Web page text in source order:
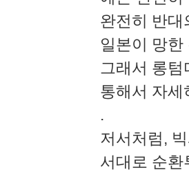
완전히 반대
일본이 망
그래서 롱
통해서 자세
.
저서처럼,
서대로 순